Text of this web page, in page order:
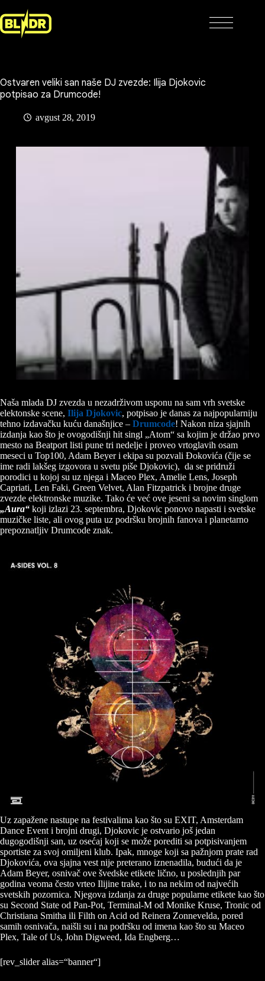
to
content
Ostvaren veliki san naše DJ zvezde: Ilija Djokovic
potpisao za Drumcode!
avgust 28, 2019
Naša mlada DJ zvezda u nezadrživom usponu na sam vrh svetske
elektonske scene, Ilija Djokovic, potpisao je danas za najpopularniju
tehno izdavačku kuću današnjice – Drumcode! Nakon niza sjajnih
izdanja kao što je ovogodišnji hit singl „Atom“ sa kojim je držao prvo
mesto na Beatport listi pune tri nedelje i proveo vrtoglavih osam
meseci u Top100, Adam Beyer i ekipa su pozvali Đokovića (čije se
ime radi lakšeg izgovora u svetu piše Djokovic), da se pridruži
porodici u kojoj su uz njega i Maceo Plex, Amelie Lens, Joseph
Capriati, Len Faki, Green Velvet, Alan Fitzpatrick i brojne druge
zvezde elektronske muzike. Tako će već ove jeseni sa novim singlom
„Aura“ koji izlazi 23. septembra, Djokovic ponovo napasti i svetske
muzičke liste, ali ovog puta uz podršku brojnih fanova i planetarno
prepoznatljiv Drumcode znak.
Uz zapažene nastupe na festivalima kao što su EXIT, Amsterdam
Dance Event i brojni drugi, Djokovic je ostvario još jedan
dugogodišnji san, uz osećaj koji se može porediti sa potpisivanjem
sportiste za svoj omiljeni klub. Ipak, mnoge koji sa pažnjom prate rad
Djokovića, ova sjajna vest nije preterano iznenadila, budući da je
Adam Beyer, osnivač ove švedske etikete lično, u poslednjih par
godina veoma često vrteo Ilijine trake, i to na nekim od najvećih
svetskih pozornica. Njegova izdanja za druge popularne etikete kao što
su Second State od Pan-Pot, Terminal-M od Monike Kruse, Tronic od
Christiana Smitha ili Filth on Acid od Reinera Zonnevelda, pored
samih osnivača, naišli su i na podršku od imena kao što su Maceo
Plex, Tale of Us, John Digweed, Ida Engberg…
[rev_slider alias=“banner“]